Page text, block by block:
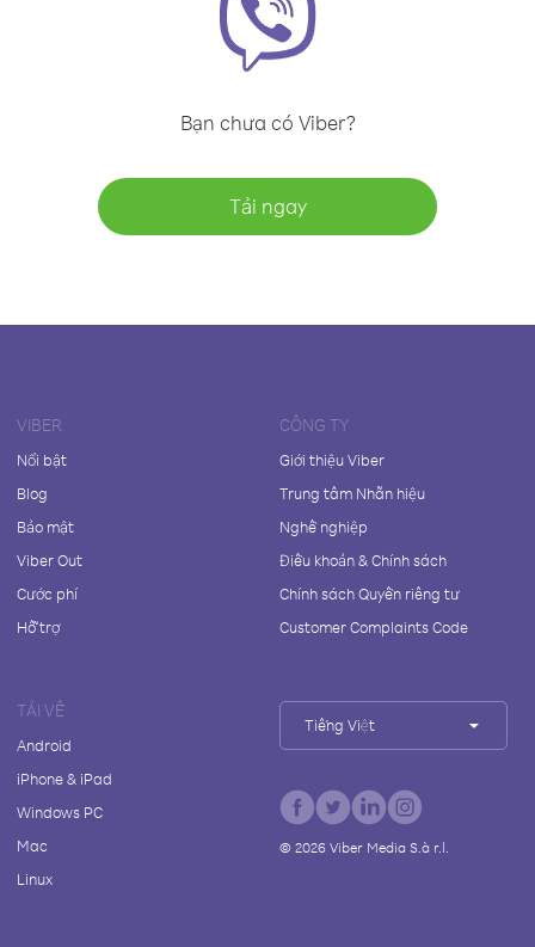
Bạn chưa có Viber?
Tải ngay
VIBER
Nổi bật
Blog
Bảo mật
Viber Out
Cước phí
Hỗ trợ
CÔNG TY
Giới thiệu Viber
Trung tâm Nhãn hiệu
Nghề nghiệp
Điều khoản & Chính sách
Chính sách Quyền riêng tư
Customer Complaints Code
TẢI VỀ
Android
iPhone & iPad
Windows PC
Mac
Linux
Tiếng Việt
© 2026Viber Media S.à r.l.